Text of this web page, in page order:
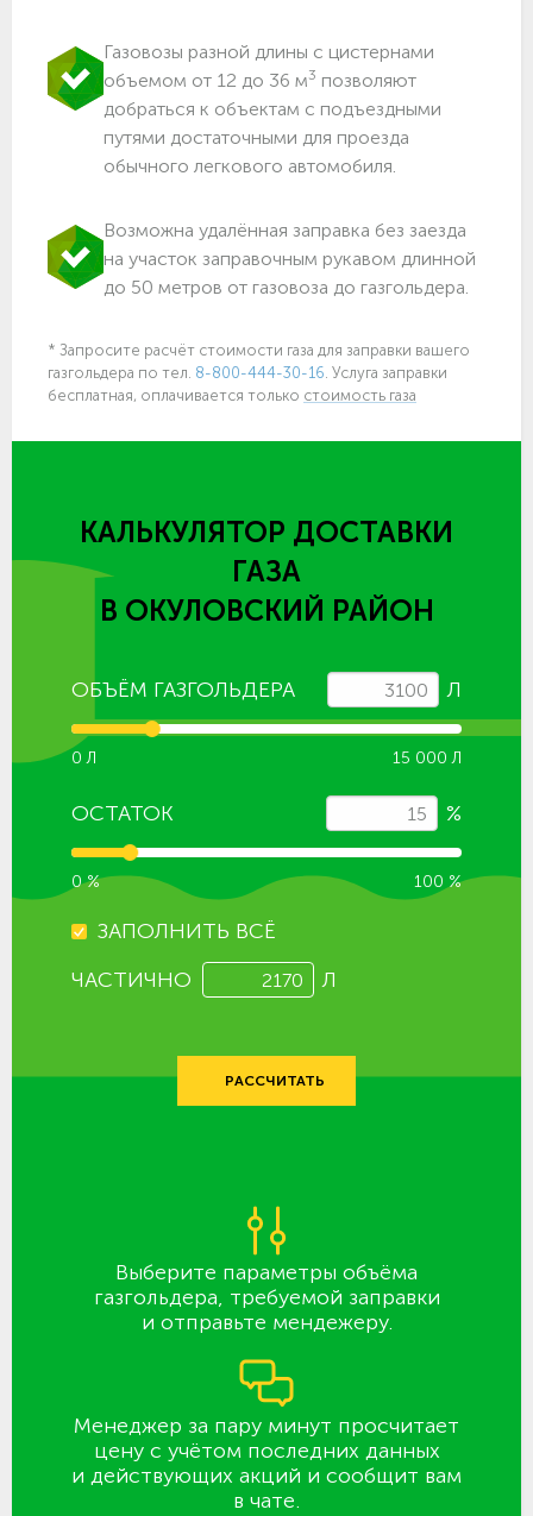
Газовозы разной длины с цистернами
объемом от 12 до 36 м3 позволяют
добраться к объектам c подъездными
путями достаточными для проезда
обычного легкового автомобиля.
Возможна удалённая заправка без заезда
на участок заправочным рукавом длинной
до 50 метров от газовоза до газгольдера.
* Запросите расчёт стоимости газа для заправки вашего
газгольдера по тел. 8-800-444-30-16. Услуга заправки
бесплатная, оплачивается только стоимость газа
КАЛЬКУЛЯТОР ДОСТАВКИ
ГАЗА
В ОКУЛОВСКИЙ РАЙОН
ОБЪЁМ ГАЗГОЛЬДЕРА Л
0 Л 15 000 Л
ОСТАТОК %
0 % 100 %
ЗАПОЛНИТЬ ВСЁ
ЧАСТИЧНО
Л
РАССЧИТАТЬ
Выберите параметры объёма
газгольдера, требуемой заправки
и отправьте мендежеру.
Менеджер за пару минут просчитает
цену с учётом последних данных
и действующих акций и сообщит вам
в чате.